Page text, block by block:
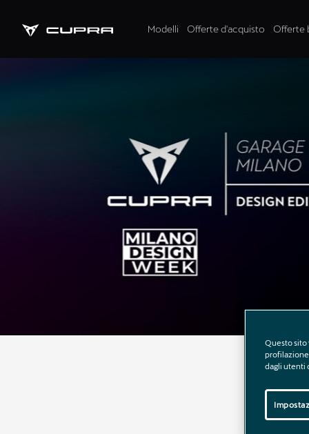
Modelli Offerte d'acquisto Offerte
Questo sito
profilazione
dagli utenti